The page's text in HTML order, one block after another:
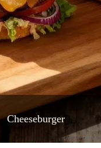
Cheeseburger